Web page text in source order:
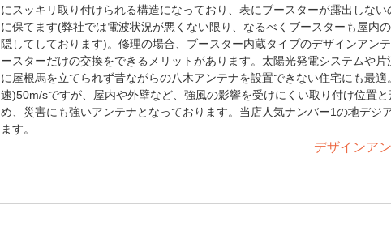
にスッキリ取り付けられる構造になっており、表にブースターが露出しない
に保てます(弊社では電波状況が悪くない限り、なるべくブースターも屋内
隠してしております)。修理の場合、ブースター内蔵タイプのデザインアン
ースターだけの交換をできるメリットがあります。太陽光発電システムや片
に屋根馬を立てられず昔ながらの八木アンテナを設置できない住宅にも最
速)50m/sですが、屋内や外壁など、強風の影響を受けにくい取り付け位置
め、災害にも強いアンテナとなっております。当店人気ナンバー1の地デジ
ます。
デザインア